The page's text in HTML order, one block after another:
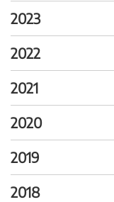
2023
2022
2021
2020
2019
2018